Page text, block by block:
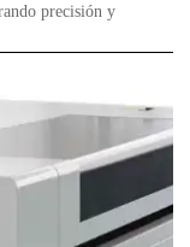
precisión y